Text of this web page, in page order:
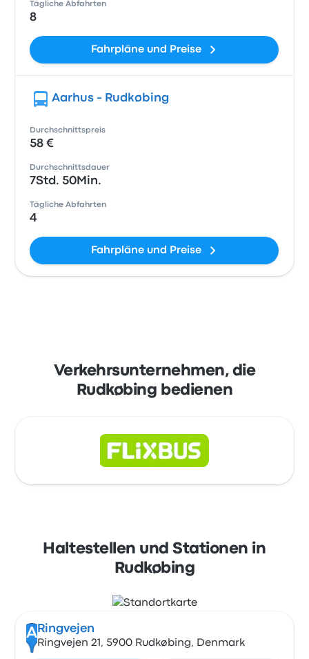
Tägliche Abfahrten
8
Fahrpläne und Preise
Aarhus - Rudkøbing
Durchschnittspreis
58 €
Durchschnittsdauer
7Std. 50Min.
Tägliche Abfahrten
4
Fahrpläne und Preise
Verkehrsunternehmen, die
Rudkøbing bedienen
Haltestellen und Stationen in
Rudkøbing
A Ringvejen
Ringvejen 21, 5900 Rudkøbing, Denmark